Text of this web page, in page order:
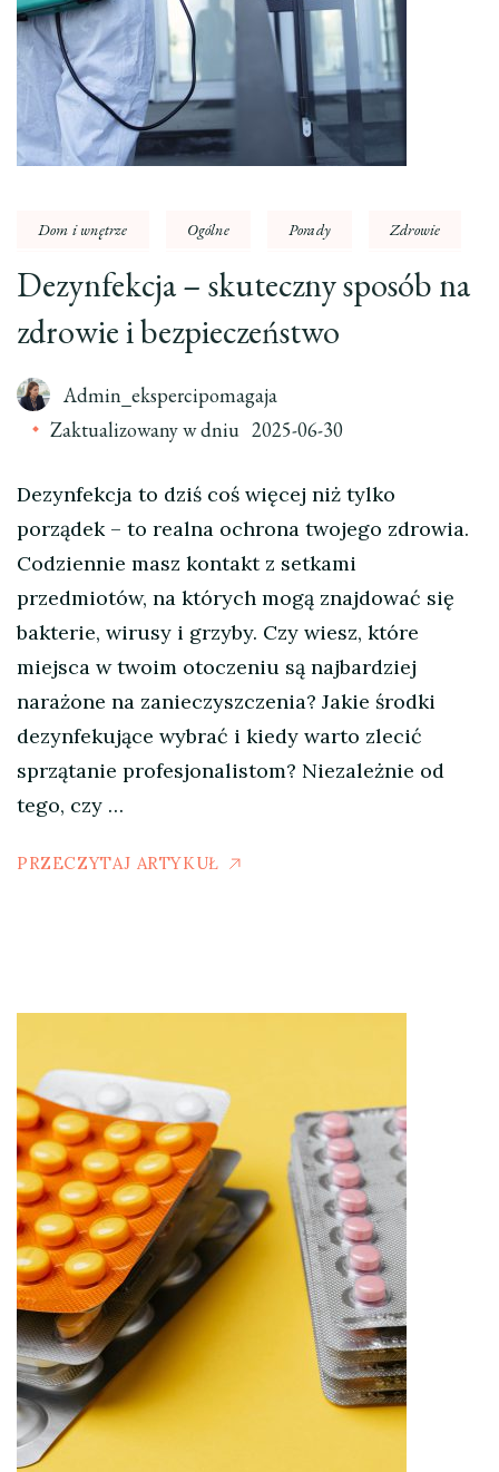
Dom i wnętrze Ogólne Porady Zdrowie
Dezynfekcja – skuteczny sposób na
zdrowie i bezpieczeństwo
Admin_ekspercipomagaja
Zaktualizowany w dniu 2025-06-30
Dezynfekcja to dziś coś więcej niż tylko
porządek – to realna ochrona twojego zdrowia.
Codziennie masz kontakt z setkami
przedmiotów, na których mogą znajdować się
bakterie, wirusy i grzyby. Czy wiesz, które
miejsca w twoim otoczeniu są najbardziej
narażone na zanieczyszczenia? Jakie środki
dezynfekujące wybrać i kiedy warto zlecić
sprzątanie profesjonalistom? Niezależnie od
tego, czy …
PRZECZYTAJ ARTYKUŁ